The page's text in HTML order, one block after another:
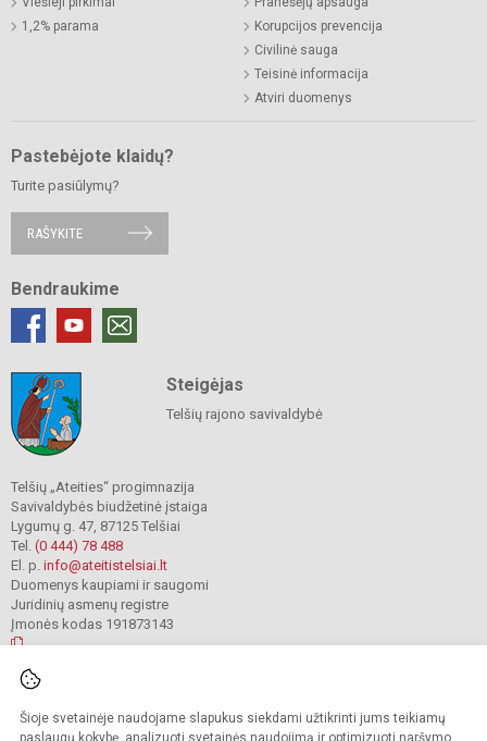
Šioje svetainėje naudojame slapukus siekdami užtikrinti jums teikiamų
paslaugų kokybę, analizuoti svetainės naudojimą ir optimizuoti naršymo
1,2% parama
Korupcijos prevencija
Civilinė sauga
Teisinė informacija
Atviri duomenys
Pastebėjote klaidų?
Turite pasiūlymų?
RAŠYKITE
Bendraukime
Steigėjas
Telšių rajono savivaldybė
Telšių „Ateities“ progimnazija
Savivaldybės biudžetinė įstaiga
Lygumų g. 47, 87125 Telšiai
Tel. (0 444) 78 488
El. p. info@ateitistelsiai.lt
Duomenys kaupiami ir saugomi
Juridinių asmenų registre
Įmonės kodas 191873143
Kopijuoti turinį be raštiško progimnazijos administracijos sutikimo griežtai
draudžiama.